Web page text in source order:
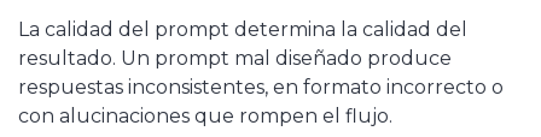
La calidad del prompt determina la calidad del
resultado. Un prompt mal diseñado produce
respuestas inconsistentes, en formato incorrecto o
con alucinaciones que rompen el flujo.